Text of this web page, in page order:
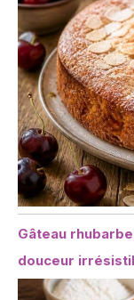
Gâteau
douceur